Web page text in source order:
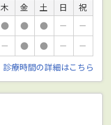
木 金 土 日
祝
● ● ● －
－
－ ● ● －
－
診療時間の詳細はこちら